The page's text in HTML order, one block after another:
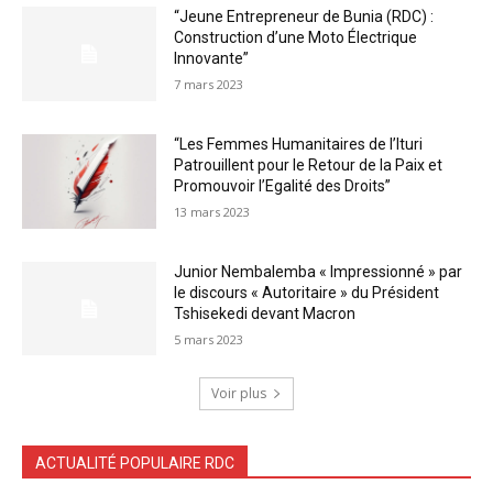
“Jeune Entrepreneur de Bunia (RDC) :
Construction d’une Moto Électrique
Innovante”
7 mars 2023
“Les Femmes Humanitaires de l’Ituri
Patrouillent pour le Retour de la Paix et
Promouvoir l’Egalité des Droits”
13 mars 2023
Junior Nembalemba « Impressionné » par
le discours « Autoritaire » du Président
Tshisekedi devant Macron
5 mars 2023
Voir plus
ACTUALITÉ POPULAIRE RDC